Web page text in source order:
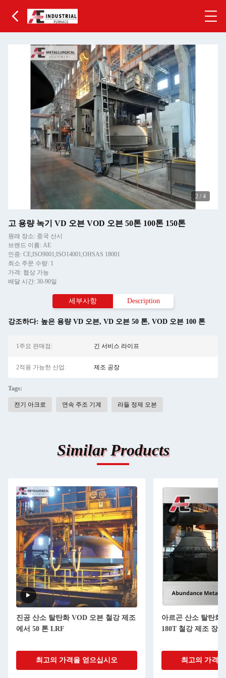
2 / 4
고 용량 녹기 VD 오븐 VOD 오븐 50톤 100톤 150톤
원래 장소: 중국 산시
브랜드 이름: AE
인증: CE;ISO9001;ISO14001;OHSAS 18001
최소 주문 수량: 1
가격: 협상 가능
배달 시간: 30-90일
세부사항 Description
강조하다: 높은 용량 VD 오븐, VD 오븐 50 톤, VOD 오븐 100 톤
1주요 판매점: 긴 서비스 라이프
2적용 가능한 산업: 제조 공장
Tags:
전기 아크로 연속 주조 기계 라들 정제 오븐
Similar Products
진공 산소 탈탄화 VOD 오븐 철강 제조
에서 50 톤 LRF
최고의 가격을 얻으십시오
아르곤 산소 탈탄화
180T 철강 제조 장비
최고의 가격